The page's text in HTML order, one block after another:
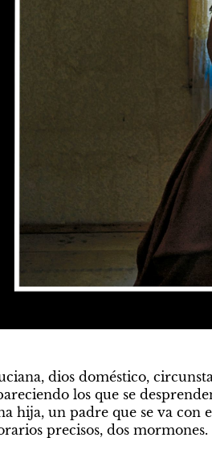
dios doméstico,
los que se
hija, un padre que se va con
precisos, dos mormones.